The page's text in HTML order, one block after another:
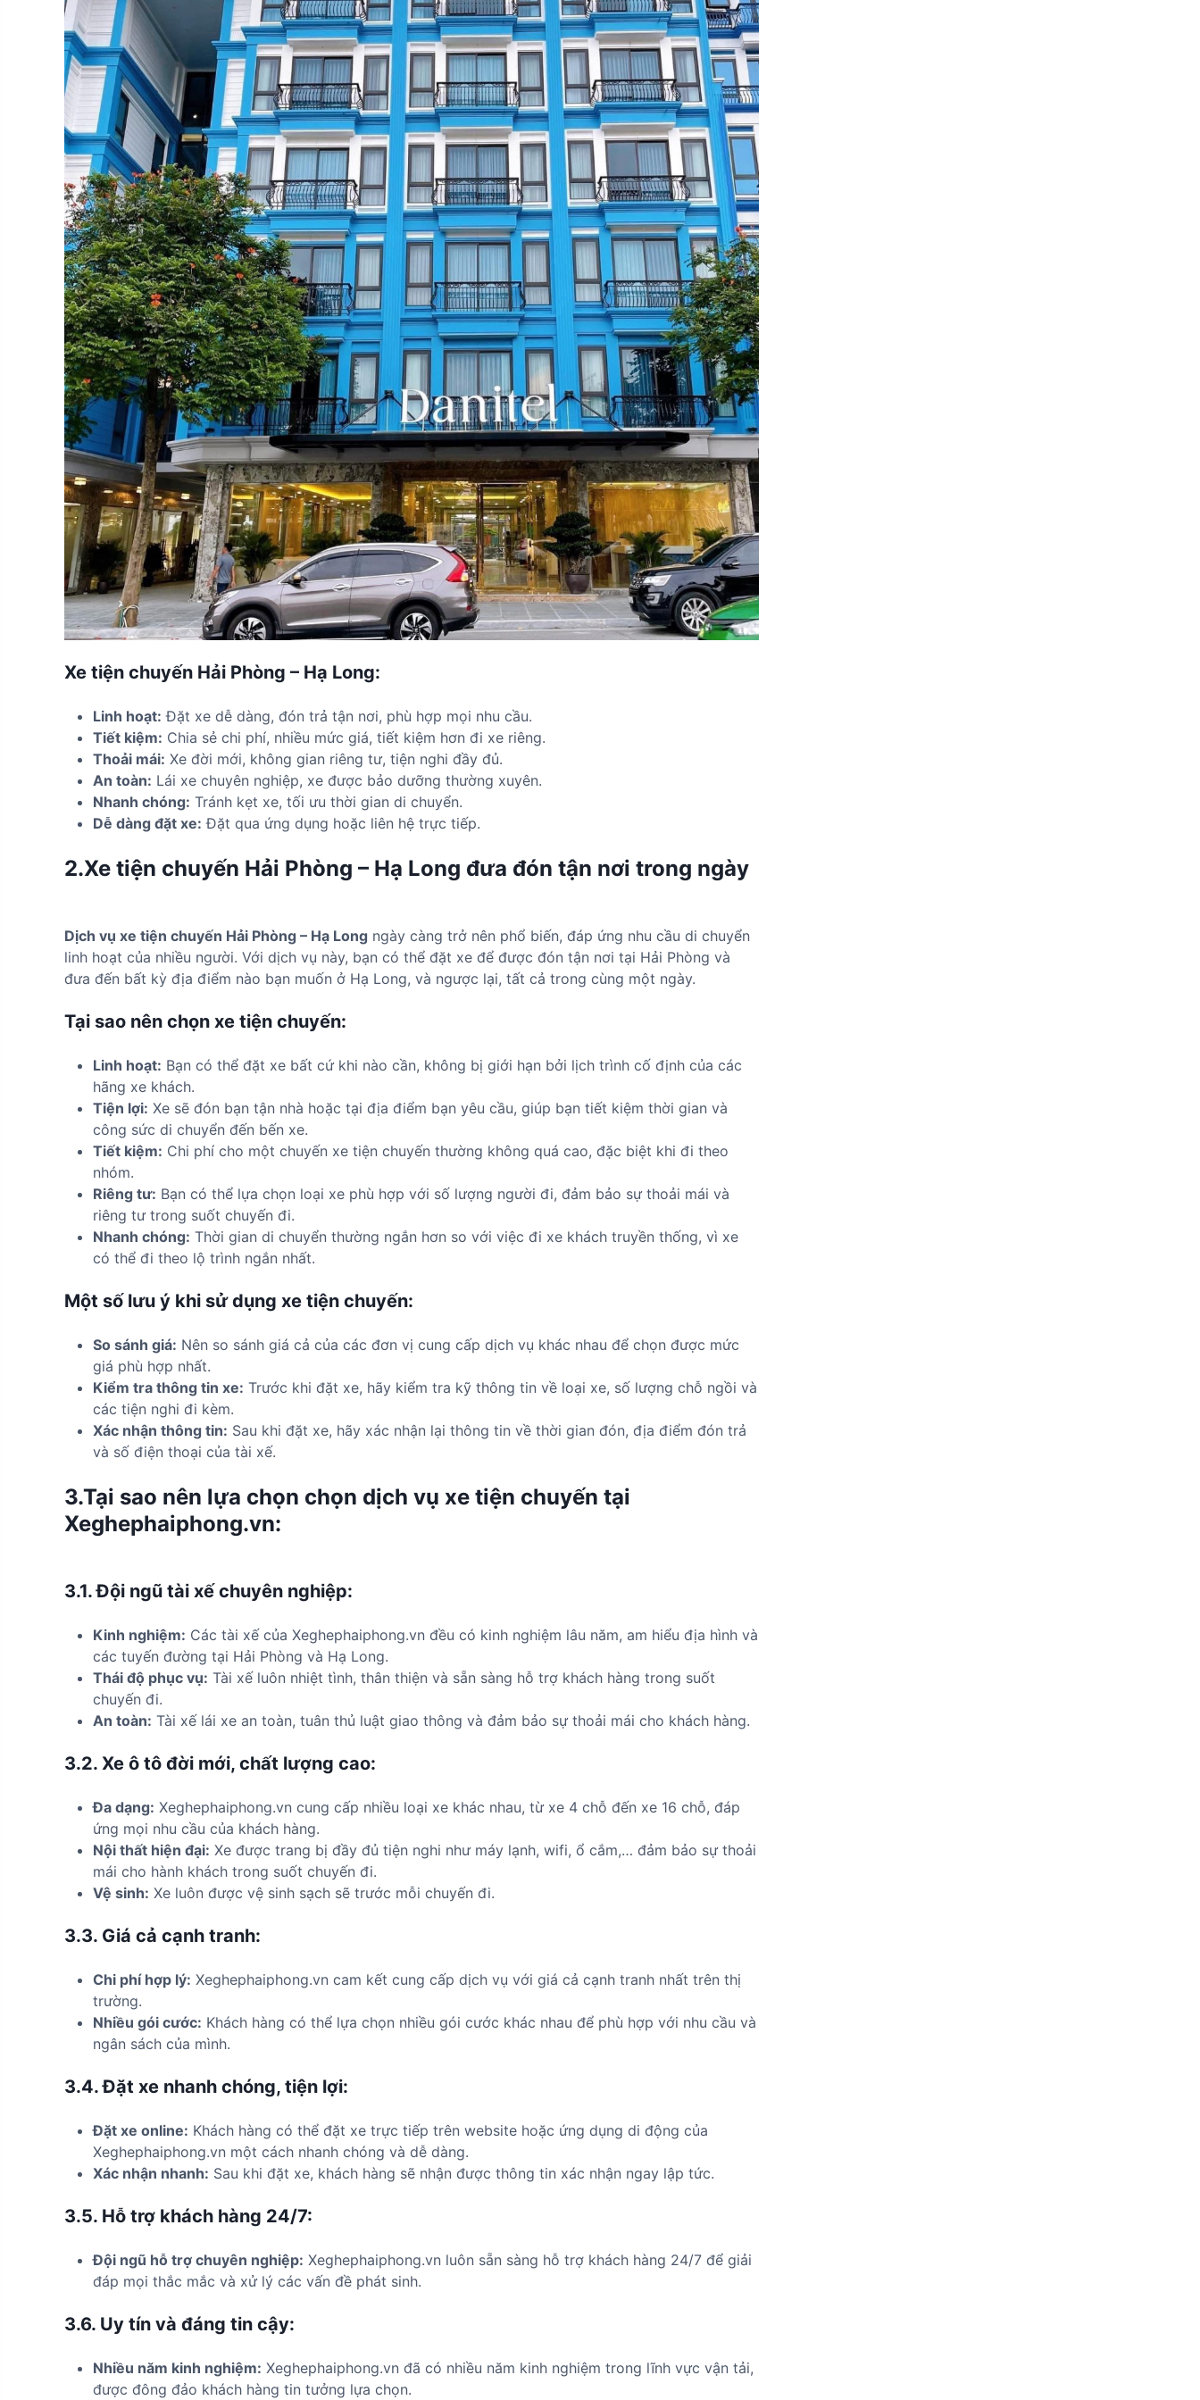
Xe tiện chuyến Hải Phòng – Hạ Long:
Linh hoạt: Đặt xe dễ dàng, đón trả tận nơi, phù hợp mọi nhu cầu.
Tiết kiệm: Chia sẻ chi phí, nhiều mức giá, tiết kiệm hơn đi xe riêng.
Thoải mái: Xe đời mới, không gian riêng tư, tiện nghi đầy đủ.
An toàn: Lái xe chuyên nghiệp, xe được bảo dưỡng thường xuyên.
Nhanh chóng: Tránh kẹt xe, tối ưu thời gian di chuyển.
Dễ dàng đặt xe: Đặt qua ứng dụng hoặc liên hệ trực tiếp.
2.Xe tiện chuyến Hải Phòng – Hạ Long đưa đón tận nơi trong ngày
Dịch vụ xe tiện chuyến Hải Phòng – Hạ Long ngày càng trở nên phổ biến, đáp ứng nhu cầu di chuyển
linh hoạt của nhiều người. Với dịch vụ này, bạn có thể đặt xe để được đón tận nơi tại Hải Phòng và
đưa đến bất kỳ địa điểm nào bạn muốn ở Hạ Long, và ngược lại, tất cả trong cùng một ngày.
Tại sao nên chọn xe tiện chuyến:
Linh hoạt: Bạn có thể đặt xe bất cứ khi nào cần, không bị giới hạn bởi lịch trình cố định của các
hãng xe khách.
Tiện lợi: Xe sẽ đón bạn tận nhà hoặc tại địa điểm bạn yêu cầu, giúp bạn tiết kiệm thời gian và
công sức di chuyển đến bến xe.
Tiết kiệm: Chi phí cho một chuyến xe tiện chuyến thường không quá cao, đặc biệt khi đi theo
nhóm.
Riêng tư: Bạn có thể lựa chọn loại xe phù hợp với số lượng người đi, đảm bảo sự thoải mái và
riêng tư trong suốt chuyến đi.
Nhanh chóng: Thời gian di chuyển thường ngắn hơn so với việc đi xe khách truyền thống, vì xe
có thể đi theo lộ trình ngắn nhất.
Một số lưu ý khi sử dụng xe tiện chuyến:
So sánh giá: Nên so sánh giá cả của các đơn vị cung cấp dịch vụ khác nhau để chọn được mức
giá phù hợp nhất.
Kiểm tra thông tin xe: Trước khi đặt xe, hãy kiểm tra kỹ thông tin về loại xe, số lượng chỗ ngồi và
các tiện nghi đi kèm.
Xác nhận thông tin: Sau khi đặt xe, hãy xác nhận lại thông tin về thời gian đón, địa điểm đón trả
và số điện thoại của tài xế.
3.Tại sao nên lựa chọn chọn dịch vụ xe tiện chuyến tại
Xeghephaiphong.vn:
3.1.Đội ngũ tài xế chuyên nghiệp:
Kinh nghiệm: Các tài xế của Xeghephaiphong.vn đều có kinh nghiệm lâu năm, am hiểu địa hình và
các tuyến đường tại Hải Phòng và Hạ Long.
Thái độ phục vụ: Tài xế luôn nhiệt tình, thân thiện và sẵn sàng hỗ trợ khách hàng trong suốt
chuyến đi.
An toàn: Tài xế lái xe an toàn, tuân thủ luật giao thông và đảm bảo sự thoải mái cho khách hàng.
3.2. Xe ô tô đời mới, chất lượng cao:
Đa dạng: Xeghephaiphong.vn cung cấp nhiều loại xe khác nhau, từ xe 4 chỗ đến xe 16 chỗ, đáp
ứng mọi nhu cầu của khách hàng.
Nội thất hiện đại: Xe được trang bị đầy đủ tiện nghi như máy lạnh, wifi, ổ cắm,… đảm bảo sự thoải
mái cho hành khách trong suốt chuyến đi.
Vệ sinh: Xe luôn được vệ sinh sạch sẽ trước mỗi chuyến đi.
3.3. Giá cả cạnh tranh:
Chi phí hợp lý: Xeghephaiphong.vn cam kết cung cấp dịch vụ với giá cả cạnh tranh nhất trên thị
trường.
Nhiều gói cước: Khách hàng có thể lựa chọn nhiều gói cước khác nhau để phù hợp với nhu cầu và
ngân sách của mình.
3.4.Đặt xe nhanh chóng, tiện lợi:
Đặt xe online: Khách hàng có thể đặt xe trực tiếp trên website hoặc ứng dụng di động của
Xeghephaiphong.vn một cách nhanh chóng và dễ dàng.
Xác nhận nhanh: Sau khi đặt xe, khách hàng sẽ nhận được thông tin xác nhận ngay lập tức.
3.5. Hỗ trợ khách hàng 24/7:
Đội ngũ hỗ trợ chuyên nghiệp: Xeghephaiphong.vn luôn sẵn sàng hỗ trợ khách hàng 24/7 để giải
đáp mọi thắc mắc và xử lý các vấn đề phát sinh.
3.6. Uy tín và đáng tin cậy:
Nhiều năm kinh nghiệm: Xeghephaiphong.vn đã có nhiều năm kinh nghiệm trong lĩnh vực vận tải,
được đông đảo khách hàng tin tưởng lựa chọn.